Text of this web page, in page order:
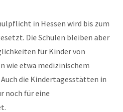
in Hessen wird bis zum
Die Schulen bleiben aber
für Kinder von
wie etwa medizinischem
die Kindertagesstätten in
noch für eine